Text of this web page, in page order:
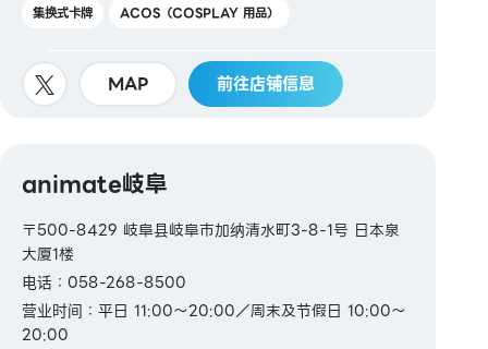
集换式卡牌
ACOS（COSPLAY 用品）
MAP 前往店铺信息
animate岐阜
〒500-8429 岐阜县岐阜市加纳清水町3-8-1号 日本泉
大厦1楼
电话：058-268-8500
营业时间：平日 11:00～20:00／周末及节假日 10:00～
20:00